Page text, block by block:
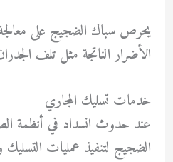
يحرص سباك الضجيج على
الأضرار الناتجة مثل تلف الجدران
خدمات تسليك المجاري
عند حدوث انسداد في أنظمة
الضجيج لتنفيذ عمليات